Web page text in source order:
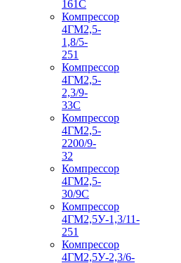
161С
Компрессор
4ГМ2,5-
1,8/5-
251
Компрессор
4ГМ2,5-
2,3/9-
33С
Компрессор
4ГМ2,5-
2200/9-
32
Компрессор
4ГМ2,5-
30/9С
Компрессор
4ГМ2,5У-1,3/11-
251
Компрессор
4ГМ2,5У-2,3/6-